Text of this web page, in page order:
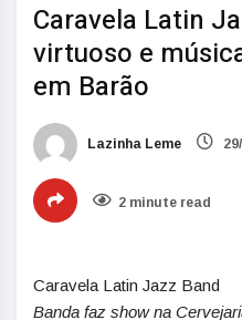
Caravela Latin
virtuoso e
em Barão
Lazinha Leme
2 minute read
Caravela Latin Jazz Band
Banda faz show na